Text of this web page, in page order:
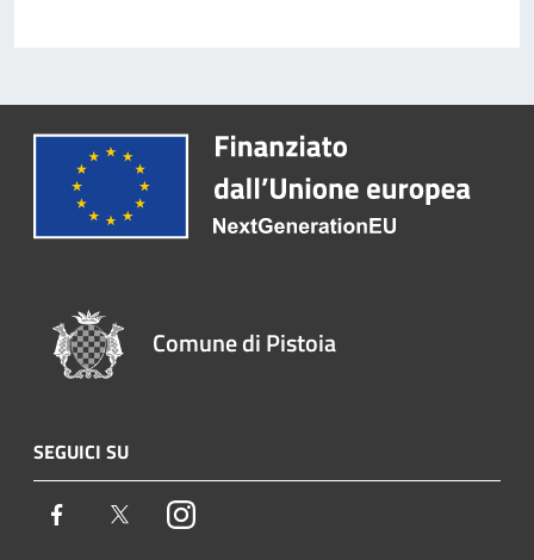
Comune di Pistoia
SEGUICI SU
Facebook TwitterInstagram